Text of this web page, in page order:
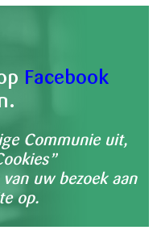
Facebook
Communie uit,
uw bezoek aan
op.